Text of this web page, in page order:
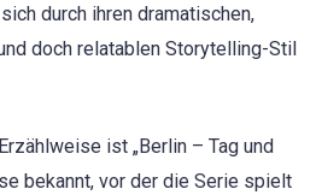
durch ihren dramatischen,
doch relatablen Storytelling-Stil
ist „Berlin – Tag und
bekannt, vor der die Serie spielt